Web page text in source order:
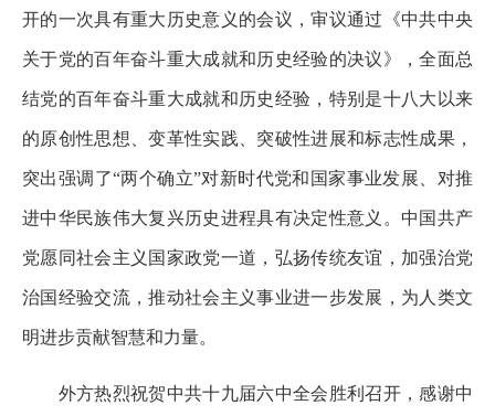
开的一次具有重大历史意义的会议，审议通过《中共中央
关于党的百年奋斗重大成就和历史经验的决议》，全面总
结党的百年奋斗重大成就和历史经验，特别是十八大以来
的原创性思想、变革性实践、突破性进展和标志性成果，
突出强调了“两个确立”对新时代党和国家事业发展、对推
进中华民族伟大复兴历史进程具有决定性意义。中国共产
党愿同社会主义国家政党一道，弘扬传统友谊，加强治党
治国经验交流，推动社会主义事业进一步发展，为人类文
明进步贡献智慧和力量。
外方热烈祝贺中共十九届六中全会胜利召开，感谢中